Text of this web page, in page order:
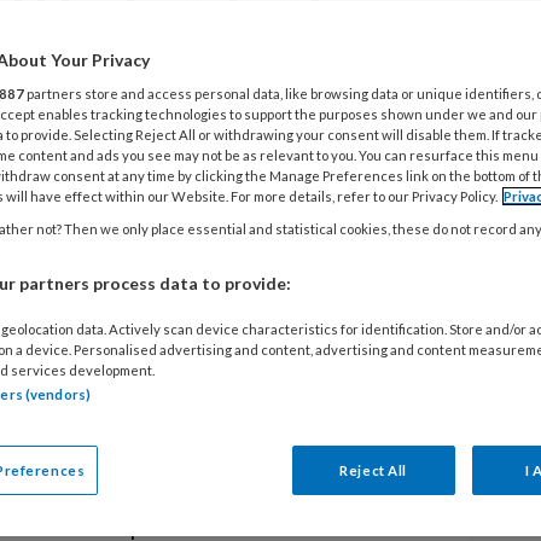
aan tandartsen die
een cosmetisch doel. En dat mag
vinden dat ze prima in staat zijn
neemt toe. Vooral jonge vrouwen zijn
vergroot. Rimpels, als ze er al zijn,
Schoemacher sprak in de
Volkskrantzijn
inspuiten en over
Your Privacy
887 partners store and access personal data, like browsing data or unique identifiers,
enables tracking technologies to support the purposes shown under we and
to provide. Selecting Reject All or withdrawing your consent will disable them. If
content and ads you see may not be as relevant to you. You can resurface this
consent at any time by clicking the Manage Preferences link on the bottom of
will have effect within our Website. For more details, refer to our Privacy Policy.
not? Then we only place essential and statistical cookies, these do not record
partners process data to provide:
data. Actively scan device characteristics for identification. Store and/or
a device. Personalised advertising and content, advertising and content
services development.
(vendors)
Reject All I